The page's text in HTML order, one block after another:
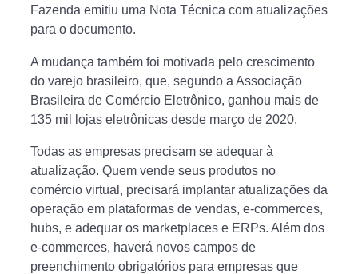
Fazenda emitiu uma Nota Técnica com atualizações
para o documento.
A mudança também foi motivada pelo crescimento
do varejo brasileiro, que, segundo a Associação
Brasileira de Comércio Eletrônico, ganhou mais de
135 mil lojas eletrônicas desde março de 2020.
Todas as empresas precisam se adequar à
atualização. Quem vende seus produtos no
comércio virtual, precisará implantar atualizações da
operação em plataformas de vendas, e-commerces,
hubs, e adequar os marketplaces e ERPs. Além dos
e-commerces, haverá novos campos de
preenchimento obrigatórios para empresas que